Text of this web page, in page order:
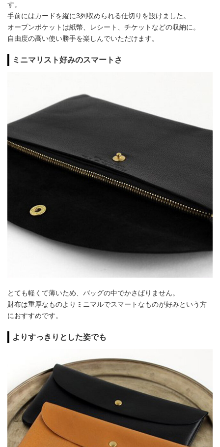
す。
手前にはカードを縦に3列収められる仕切りを設けました。
オープンポケットは紙幣、レシート、チケットなどの収納に。
自由度の高い使い勝手を楽しんでいただけます。
ミニマリスト好みのスマートさ
とても軽くて薄いため、バッグの中でかさばりません。
財布は重厚なものよりミニマルでスマートなものが好みという方
におすすめです。
よりすっきりとした姿でも